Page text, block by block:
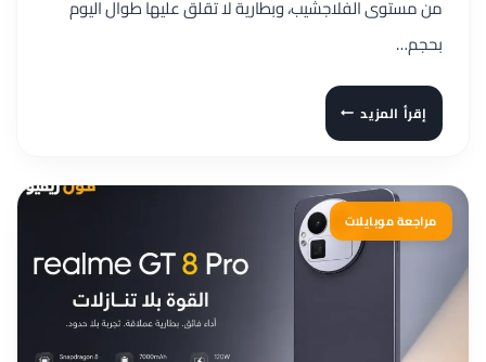
من مستوى الفلاجشيب، وبطارية لا تقلق عليها طوال اليوم
بحجم…
إقرأ المزيدمراجعة
REALME
PRO
PLUS:
هل
تستحق
مراجعة موبايلات